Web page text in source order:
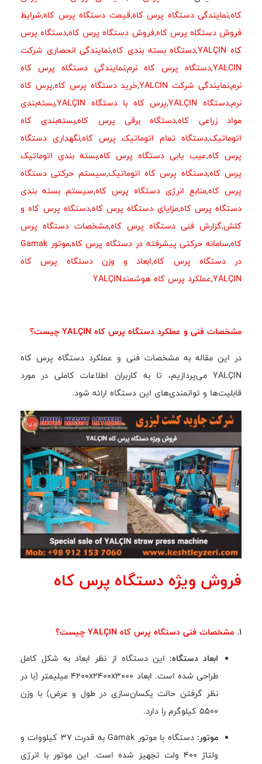
کاه,نمایندگی دستگاه پرس کاه,قیمت دستگاه پرس کاه,شرایط
فروش دستگاه پرس کاه,فروش دستگاه پرس کاه,دستگاه پرس
کاه YALÇIN
,دستگاه بسته بندی کاه,نمایندگی انحصاری شرکت
YALCIN
,دستگاه پرس کاه نرم,نمایندگی دستگاه پرس کاه
نرم,نمایندگی شرکت YALCIN ,خرید دستگاه پرس کاه,پرس کاه
نرم,دستگاه YALÇIN ,پرس کاه با دستگاه YALÇIN ,بسته‌بندی
مواد زراعی کاه,دستگاه برقی پرس کاه,بسته‌بندی کاه
اتوماتیک,دستگاه تمام اتوماتیک پرس کاه,نگهداری دستگاه
پرس کاه,عیب یابی دستگاه پرس کاه,بسته بندی اتوماتیک
پرس کاه,دستگاه پرس کاه اتوماتیک,سیستم حرکتی دستگاه
پرس کاه,منابع انرژی دستگاه پرس کاه,سیستم بسته بندی
دستگاه پرس کاه,مزایای دستگاه پرس کاه,دستگاه پرس کاه و
کلش,گزارش فنی دستگاه پرس کاه,مشخصات دستگاه پرس
کاه,سامانه حرکتی پیشرفته در دستگاه پرس کاه,
موتور Gamak
در دستگاه پرس کاه,ابعاد و وزن دستگاه پرس کاه
YALÇIN
,عملکرد پرس کاه هوشمندYALÇIN
مشخصات فنی و عملکرد دستگاه پرس کاه YALÇIN چیست؟
در این مقاله به مشخصات فنی و عملکرد دستگاه پرس کاه
YALÇIN می‌پردازیم، تا به کاربران اطلاعات کاملی در مورد
قابلیت‌ها و توانمندی‌های این دستگاه ارائه شود.
فروش ویژه دستگاه پرس کاه
1. مشخصات فنی دستگاه پرس کاه YALÇIN چیست؟
ابعاد دستگاه: این دستگاه از نظر ابعاد به شکل کامل
طراحی شده است. ابعاد 4200x2400x3000 میلیمتر (با در
نظر گرفتن حالت یکسان‌سازی در طول و عرض) با وزن
5500 کیلوگرم را دارد.
موتور:
دستگاه با موتور Gamak به قدرت 37 کیلووات و
ولتاژ 400 ولت تجهیز شده است. این موتور با انرژی